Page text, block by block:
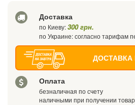
Доставка
по Киеву:300 грн.
по Украине: согласно тарифам
ДОСТАВКА
Оплата
безналичная по счету
наличными при получении